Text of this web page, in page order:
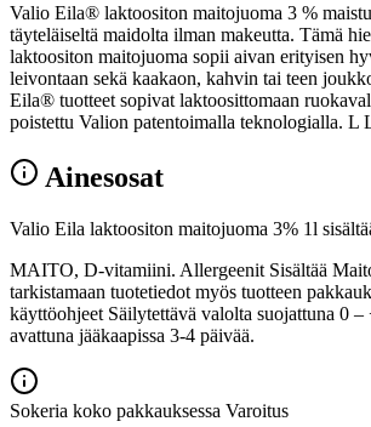
Valio Eila® laktoositon maitojuoma 3 %
täyteläiseltä maidolta ilman makeutta. Tämä
laktoositon maitojuoma sopii aivan erityisen
leivontaan sekä kaakaon, kahvin tai teen
Eila® tuotteet sopivat laktoosittomaan
poistettu Valion patentoimalla teknologialla. L
Ainesosat
Valio Eila laktoositon maitojuoma 3% 1l
MAITO, D-vitamiini. Allergeenit Sisältää
tarkistamaan tuotetiedot myös tuotteen
käyttöohjeet Säilytettävä valolta suojattuna 0 –
avattuna jääkaapissa 3-4 päivää.
Sokeria koko pakkauksessa Varoitus